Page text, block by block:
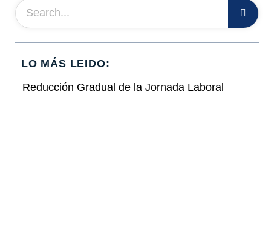
LO MÁS LEIDO:
Reducción Gradual de la Jornada Laboral